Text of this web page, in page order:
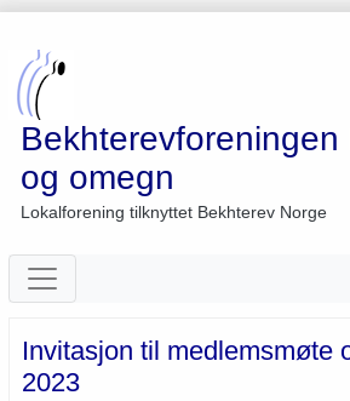
Bekhterevforeningen
og omegn
Lokalforening tilknyttet Bekhterev Norge
Invitasjon til medlemsmøte
2023